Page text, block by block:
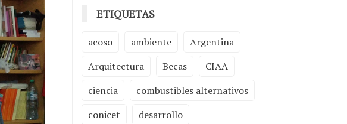
ETIQUETAS
acoso ambiente
Argentina
Arquitectura
Becas
CIAA
ciencia
combustibles alternativos
conicet
desarrollo